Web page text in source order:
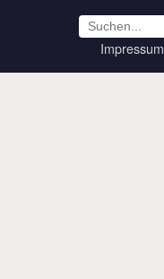
Impressum